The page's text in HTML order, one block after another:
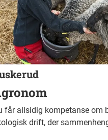
får allsidig kompetanse om
drift, der
naturens